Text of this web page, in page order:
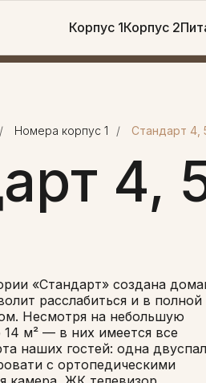
Корпус 1Корпус 2
/ Номера корпус 1 / Стандарт 4,
4,
«Стандарт» создана
расслабиться и в полной
Несмотря на небольшую
м² — в них имеется все
наших гостей: одна
с ортопедическими